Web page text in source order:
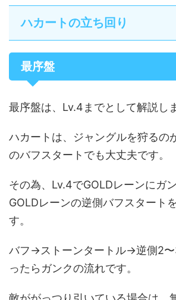
ハカートの立ち回り
最序盤
最序盤は、Lv.4までとして解説し
ハカートは、ジャングルを狩るの
のバフスタートでも大丈夫です。
その為、Lv.4でGOLDレーンにガ
GOLDレーンの逆側バフスタート
す。
バフ→ストーンタートル→逆側2
ったらガンクの流れです。